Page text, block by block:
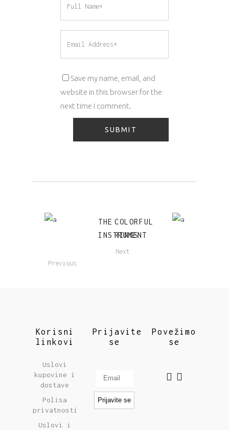
Save my name, email, and
website in this browser for the
next time I comment.
THE
INSTRUMENT
Previous
COLORFUL
RINGS
Next
Korisni
linkovi
Uslovi
kupovine i
dostave
Polisa
privatnosti
Uslovi i
Prijavite
se
Povežimo
se